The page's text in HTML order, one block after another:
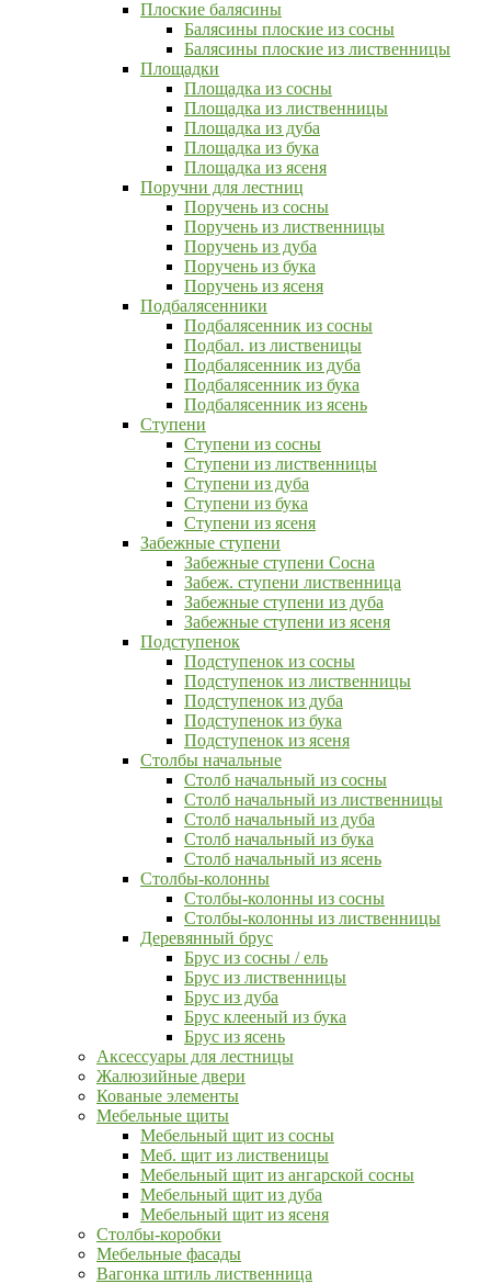
Плоские балясины
Балясины плоские из сосны
Балясины плоские из лиственницы
Площадки
Площадка из сосны
Площадка из лиственницы
Площадка из дуба
Площадка из бука
Площадка из ясеня
Поручни для лестниц
Поручень из сосны
Поручень из лиственницы
Поручень из дуба
Поручень из бука
Поручень из ясеня
Подбалясенники
Подбалясенник из сосны
Подбал. из лиственицы
Подбалясенник из дуба
Подбалясенник из бука
Подбалясенник из ясень
Ступени
Ступени из сосны
Ступени из лиственницы
Ступени из дуба
Ступени из бука
Ступени из ясеня
Забежные ступени
Забежные ступени Сосна
Забеж. ступени лиственница
Забежные ступени из дуба
Забежные ступени из ясеня
Подступенок
Подступенок из сосны
Подступенок из лиственницы
Подступенок из дуба
Подступенок из бука
Подступенок из ясеня
Столбы начальные
Столб начальный из сосны
Столб начальный из лиственницы
Столб начальный из дуба
Столб начальный из бука
Столб начальный из ясень
Столбы-колонны
Столбы-колонны из сосны
Столбы-колонны из лиственницы
Деревянный брус
Брус из сосны / ель
Брус из лиственницы
Брус из дуба
Брус клееный из бука
Брус из ясень
Аксессуары для лестницы
Жалюзийные двери
Кованые элементы
Мебельные щиты
Мебельный щит из сосны
Меб. щит из лиственицы
Мебельный щит из ангарской сосны
Мебельный щит из дуба
Мебельный щит из ясеня
Столбы-коробки
Мебельные фасады
Вагонка штиль лиственница